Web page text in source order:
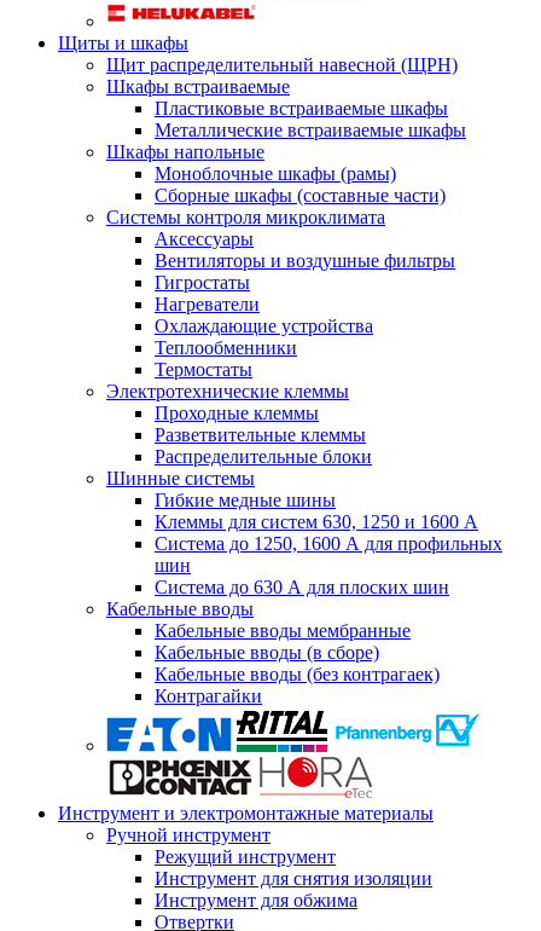
Щиты и шкафы
Щит распределительный навесной (ЩРН)
Шкафы встраиваемые
Пластиковые встраиваемые шкафы
Металлические встраиваемые шкафы
Шкафы напольные
Моноблочные шкафы (рамы)
Сборные шкафы (составные части)
Системы контроля микроклимата
Аксессуары
Вентиляторы и воздушные фильтры
Гигростаты
Нагреватели
Охлаждающие устройства
Теплообменники
Термостаты
Электротехнические клеммы
Проходные клеммы
Разветвительные клеммы
Распределительные блоки
Шинные системы
Гибкие медные шины
Клеммы для систем 630, 1250 и 1600 А
Система до 1250, 1600 А для профильных
шин
Система до 630 А для плоских шин
Кабельные вводы
Кабельные вводы мембранные
Кабельные вводы (в сборе)
Кабельные вводы (без контрагаек)
Контрагайки
Инструмент и электромонтажные материалы
Ручной инструмент
Режущий инструмент
Инструмент для снятия изоляции
Инструмент для обжима
Отвертки